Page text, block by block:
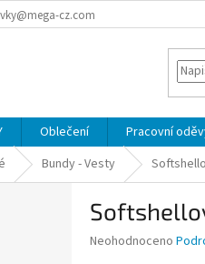
cz.com
Oblečení Pracovní
Bundy - Vesty
Průměrné
Neohodnoceno